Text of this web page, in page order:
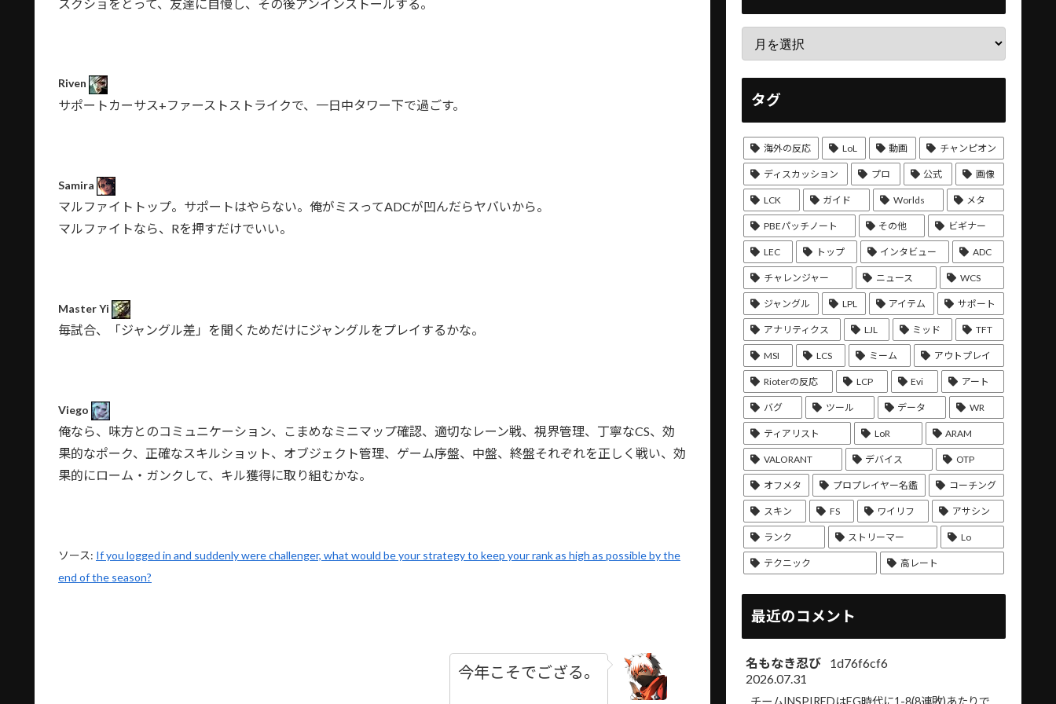
スクショをとって、友達に自慢し、その後アンインストールする。
Riven
サポートカーサス+ファーストストライクで、一日中タワー下で過ごす。
Samira
マルファイトトップ。サポートはやらない。俺がミスってADCが凹んだらヤバいから。
マルファイトなら、Rを押すだけでいい。
Master Yi
毎試合、「ジャングル差」を聞くためだけにジャングルをプレイするかな。
Viego
俺なら、味方とのコミュニケーション、こまめなミニマップ確認、適切なレーン戦、視界管理、丁寧なCS、効
果的なポーク、正確なスキルショット、オブジェクト管理、ゲーム序盤、中盤、終盤それぞれを正しく戦い、効
果的にローム・ガンクして、キル獲得に取り組むかな。
ソース: If you logged in and suddenly were challenger, what would be your strategy to keep your rank as high as possible by the
end of the season?
今年こそでござる。
タグ
海外の反応 LoL 動画 チャンピオン
ディスカッション プロ 公式 画像
LCK ガイド Worlds メタ
PBEパッチノート その他 ビギナー
LEC トップ インタビュー ADC
チャレンジャー ニュース WCS
ジャングル LPL アイテム サポート
アナリティクス LJL ミッド TFT
MSI LCS ミーム アウトプレイ
Rioterの反応 LCP Evi アート
バグ ツール データ WR
ティアリスト LoR ARAM
VALORANT デバイス OTP
オフメタ プロプレイヤー名鑑 コーチング
スキン FS ワイリフ アサシン
ランク ストリーマー Lo
テクニック 高レート
最近のコメント
名もなき忍び
1d76f6cf6
2026.07.31
チームINSPIREDはEG時代に1-8(8連敗)あたりで